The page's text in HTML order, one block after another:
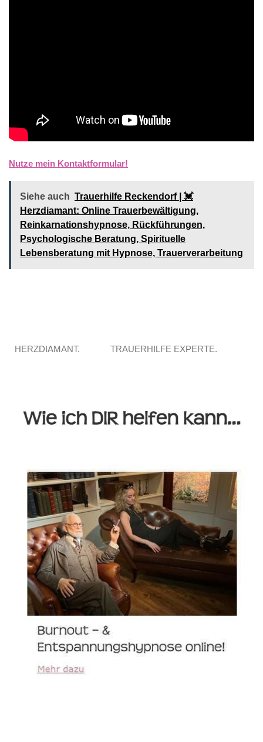
Nutze mein Kontaktformular!
Siehe auch Trauerhilfe Reckendorf | 💓️️
Herzdiamant: Online Trauerbewältigung,
Reinkarnationshypnose, Rückführungen,
Psychologische Beratung, Spirituelle
Lebensberatung mit Hypnose, Trauerverarbeitung
HERZDIAMANT. TRAUERHILFE EXPERTE.